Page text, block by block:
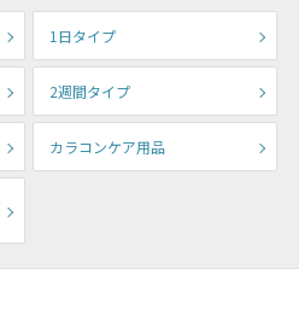
1日タイプ
2週間タイプ
カラコンケア用品